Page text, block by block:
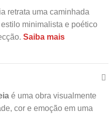
retrata uma caminhada
minimalista e poético
Saiba mais
é uma obra visualmente
cor e emoção em uma